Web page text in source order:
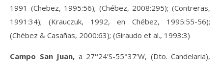
1991 (Chebez, 1995:56); (Chébez, 2008:295); (Contreras,
1991:34); (Krauczuk, 1992, en Chébez, 1995:55-56);
(Chébez & Casañas, 2000:63); (Giraudo et al., 1993:3)
Campo San Juan, a 27°24’S-55°37’W, (Dto. Candelaria),